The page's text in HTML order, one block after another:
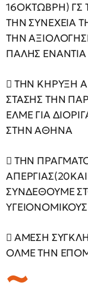
16ΟΚΤΩΒΡΗ)
ΤΗΝ ΣΥΝΕΧΕΙΑ
ΤΗΝ
ΠΑΛΗΣ
 ΤΗΝ ΚΗΡΥΞΗ
ΣΤΑΣΗΣ ΤΗΝ
ΕΛΜΕ ΓΙΑ
ΣΤΗΝ ΑΘΗΝΑ
 ΤΗΝ
ΣΥΝΔΕΘΟΥΜΕ
ΥΓΕΙΟΝΟΜΙΚΟΥΣ
 ΑΜΕΣΗ
ΟΛΜΕ ΤΗΝ